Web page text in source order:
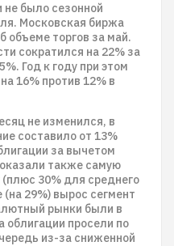
не было сезонной
Московская биржа
объеме торгов за май.
сократился на 22% за
Год к году при этом
16% против 12% в
не изменился, в
составило от 13%
за вычетом
также самую
30% для среднего
29%) вырос сегмент
рынки были в
облигации просели по
из-за сниженной